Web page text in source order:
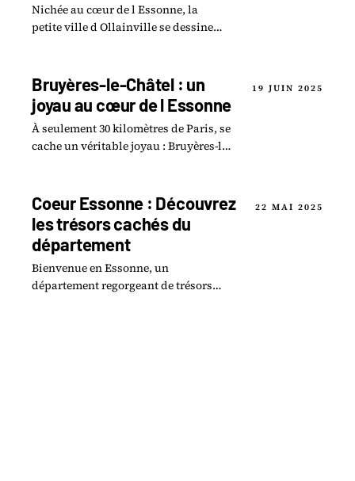
Nichée au cœur de l Essonne, la
petite ville d Ollainville se dessine
Bruyères-le-Châtel : un
joyau au cœur de l Essonne
À seulement 30 kilomètres de Paris, se
cache un véritable joyau : Bruyères-le-
19 JUIN 2025
Coeur Essonne : Découvrez
les trésors cachés du
département
Bienvenue en Essonne, un
département regorgeant de trésors
22 MAI 2025